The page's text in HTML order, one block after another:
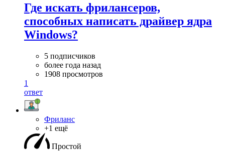
Где искать фрилансеров,
способных написать драйвер ядра
Windows?
5 подписчиков
более года назад
1908 просмотров
1
ответ
Фриланс
+1 ещё
Простой